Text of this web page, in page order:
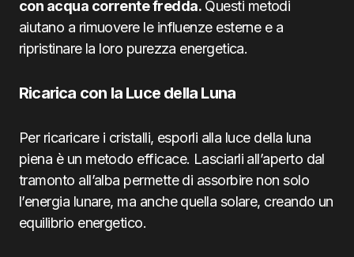
con acqua corrente fredda.Questi metodi
aiutano a rimuovere le influenze esterne e a
ripristinare la loro purezza energetica.
Ricarica con la Luce della Luna
Per ricaricare i cristalli, esporli alla luce della luna
piena è un metodo efficace. Lasciarli all’aperto dal
tramonto all’alba permette di assorbire non solo
l’energia lunare, ma anche quella solare, creando un
equilibrio energetico.